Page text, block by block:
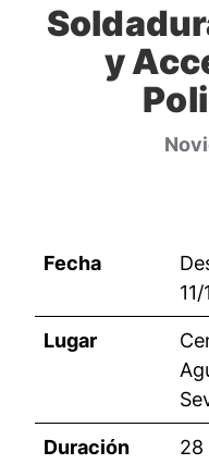
y
Fecha
Lugar
Duración
28